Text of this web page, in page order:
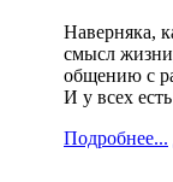
Наверняка,
смысл
общению с
И у всех
Подробнее...